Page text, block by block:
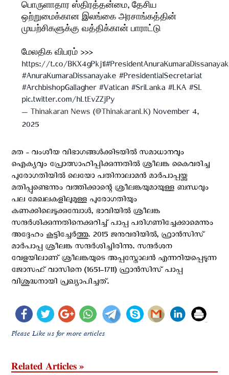
பொருளாதார ஸ்திரத்தன்மை, தேசிய
ஒற்றுமைக்கான இலங்கை அரசாங்கத்தின்
முயற்சிகளுக்கு வத்திக்கான் பாராட்டு
மேலதிக விபரம் >>>
https://t.co/BKX4gPkj1I
#AnuraKumaraDissanayake #PresidentialSecretariat
#ArchbishopGallagher #Vatican #SriLanka #LKA #SL
pic.twitter.com/hLtEvZZjPy
— Thinakaran News (@ThinakaranLK) November 4,
2025
മത - വംശീയ വിഭാഗങ്ങൾക്കിടയിൽ സമാധാനവും
ഐക്യവും പ്രോത്സാഹിപ്പിക്കുന്നതിൽ ശ്രീലങ്ക കൈവരിച്ച
പുരോഗതിയിൽ ലെയോ പതിനാലാമൻ മാർപാപ്പയ്ക്കു
മതിപ്പുണ്ടെന്നും വത്തിക്കാന്റെ ശ്രീലങ്കയുമായുള്ള ബന്ധവും
പല മേഖലകളിലുമുള്ള പുരോഗതിയും
കണക്കിലെടുക്കുമ്പോൾ, ഭാവിയിൽ ശ്രീലങ്ക
സന്ദർശിക്കുന്നതിനെക്കുറിച്ച് പാപ്പ പരിഗണിച്ചേക്കാമെന്നും
അദ്ദേഹം കൂട്ടിച്ചേർത്തു. 2015 ജനുവരിയിൽ, ഫ്രാൻസിസ്
മാർപാപ്പ ശ്രീലങ്ക സന്ദർശിച്ചിരിന്നു. സന്ദർശന
വേളയിലാണ് ശ്രീലങ്കയുടെ അപ്പസ്തോലൻ എന്നറിയപ്പെടുന്ന
ജോസഫ് വാസിനെ (1651–1711) ഫ്രാൻസിസ് പാപ്പ
വിശുദ്ധനായി പ്രഖ്യാപിച്ചത്.
Please Like us for more articles
Related Articles »